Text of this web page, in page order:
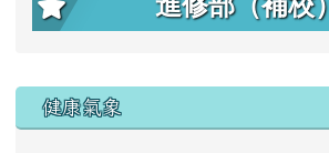
右邊區域內容
健康氣象